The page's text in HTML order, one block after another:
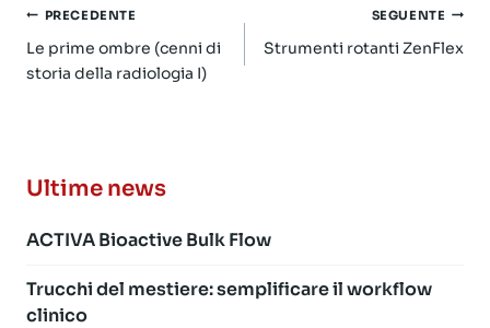
Navigazione
articoli
PRECEDENTE
Le prime ombre (cenni di
storia della radiologia I)
SEGUENTE
Strumenti rotanti ZenFlex
Ultime news
ACTIVA Bioactive Bulk Flow
Trucchi del mestiere: semplificare il workflow
clinico